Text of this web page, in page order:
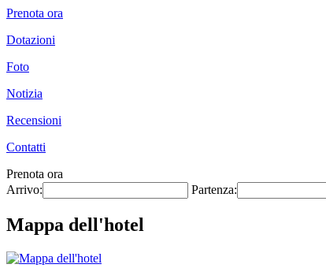
Prenota ora
Dotazioni
Foto
Notizia
Recensioni
Contatti
Prenota ora
Arrivo:
Partenza:
Mappa dell'hotel